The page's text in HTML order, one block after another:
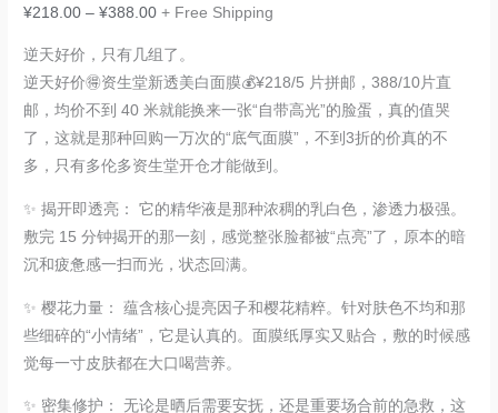
¥218.00 – ¥388.00 + Free Shipping
逆天好价，只有几组了。
逆天好价🉐资生堂新透美白面膜💰¥218/5 片拼邮，388/10片直
邮，均价不到 40 米就能换来一张“自带高光”的脸蛋，真的值哭
了，这就是那种回购一万次的“底气面膜”，不到3折的价真的不
多，只有多伦多资生堂开仓才能做到。
✨ 揭开即透亮： 它的精华液是那种浓稠的乳白色，渗透力极强。
敷完 15 分钟揭开的那一刻，感觉整张脸都被“点亮”了，原本的暗
沉和疲惫感一扫而光，状态回满。
✨ 樱花力量： 蕴含核心提亮因子和樱花精粹。针对肤色不均和那
些细碎的“小情绪”，它是认真的。面膜纸厚实又贴合，敷的时候感
觉每一寸皮肤都在大口喝营养。
✨ 密集修护： 无论是晒后需要安抚，还是重要场合前的急救，这